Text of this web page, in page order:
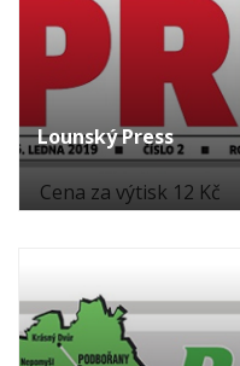
Lounský Press
Cena za výtisk 12 Kč